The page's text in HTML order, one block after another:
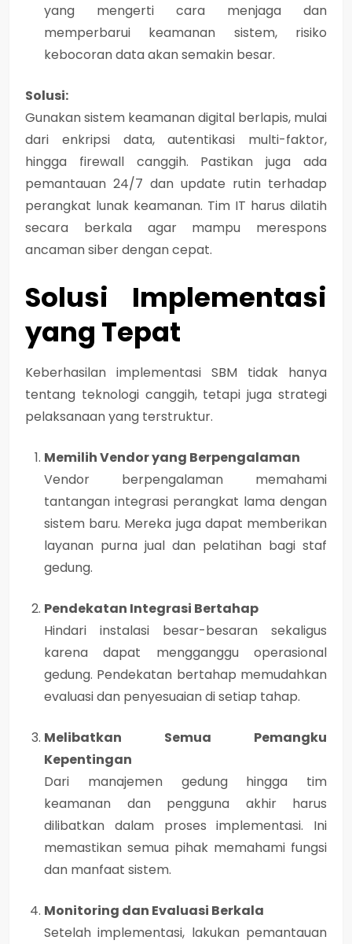
yang mengerti cara menjaga dan
memperbarui keamanan sistem, risiko
kebocoran data akan semakin besar.
Solusi:
Gunakansistem keamanan digital berlapis, mulai
dari enkripsi data, autentikasi multi-faktor,
hingga firewall canggih. Pastikan juga ada
pemantauan 24/7 dan update rutin terhadap
perangkat lunak keamanan. Tim IT harus dilatih
secara berkala agar mampu merespons
ancaman siber dengan cepat.
Solusi Implementasi
yang Tepat
Keberhasilan implementasi SBM tidak hanya
tentang teknologi canggih, tetapi juga strategi
pelaksanaan yang terstruktur.
Memilih Vendor yang Berpengalaman
Vendor berpengalaman memahami
tantangan integrasi perangkat lama dengan
sistem baru. Mereka juga dapat memberikan
layanan purna jual dan pelatihan bagi staf
gedung.
Pendekatan Integrasi Bertahap
Hindari instalasi besar-besaran sekaligus
karena dapat mengganggu operasional
gedung. Pendekatan bertahap memudahkan
evaluasi dan penyesuaian di setiap tahap.
Melibatkan Semua Pemangku
Kepentingan
Dari manajemen gedung hingga tim
keamanan dan pengguna akhir harus
dilibatkan dalam proses implementasi. Ini
memastikan semua pihak memahami fungsi
dan manfaat sistem.
Monitoring dan Evaluasi Berkala
Setelah implementasi, lakukan pemantauan